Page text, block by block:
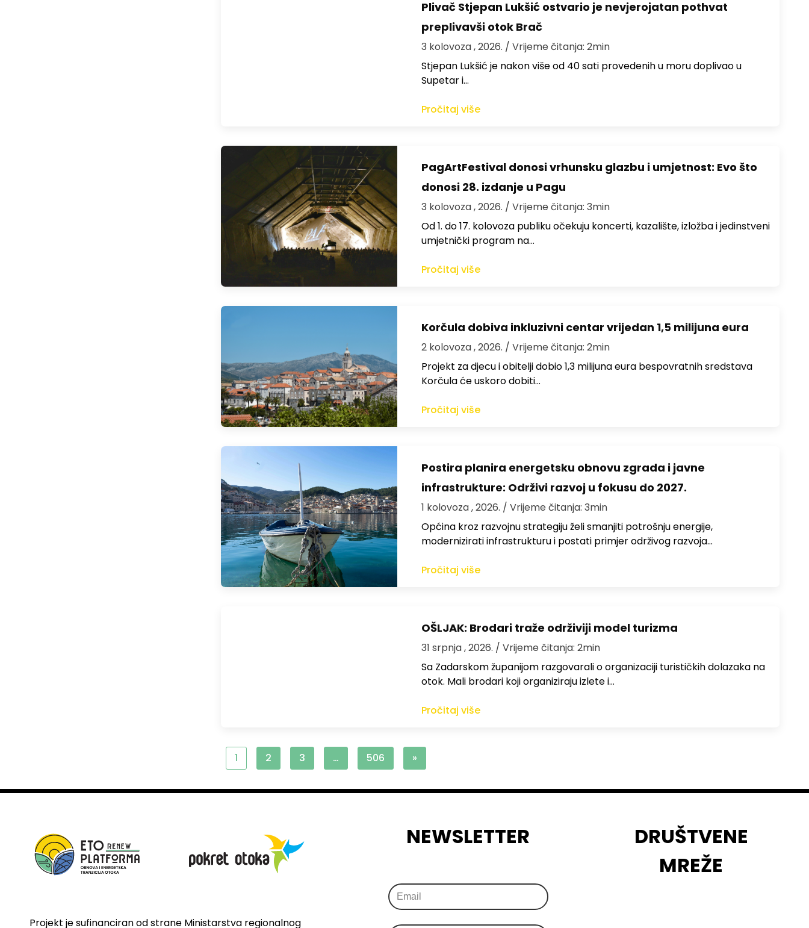
Plivač Stjepan Lukšić ostvario je nevjerojatan pothvat
preplivavši otok Brač
3 kolovoza , 2026. / Vrijeme čitanja: 2min
St​jepan Lukšić je nakon više od 40 sati provedenih u moru doplivao u
Supetar i…
Pročitaj više
PagArtFestival donosi vrhunsku glazbu i umjetnost: Evo što
donosi 28. izdanje u Pagu
3 kolovoza , 2026. / Vrijeme čitanja: 3min
Od 1. do 17. kolovoza publiku očekuju koncerti, kazalište, izložba i jedinstveni
umjetnički program na…
Pročitaj više
Korčula dobiva inkluzivni centar vrijedan 1,5 milijuna eura
2 kolovoza , 2026. / Vrijeme čitanja: 2min
Projekt za djecu i obitelji dobio 1,3 milijuna eura bespovratnih sredstava
Korčula će uskoro dobiti…
Pročitaj više
Postira planira energetsku obnovu zgrada i javne
infrastrukture: Održivi razvoj u fokusu do 2027.
1 kolovoza , 2026. / Vrijeme čitanja: 3min
Općina kroz razvojnu strategiju želi smanjiti potrošnju energije,
modernizirati infrastrukturu i postati primjer održivog razvoja…
Pročitaj više
OŠLJAK: Brodari traže održiviji model turizma
31 srpnja , 2026. / Vrijeme čitanja: 2min
Sa Zadarskom županijom razgovarali o organizaciji turističkih dolazaka na
otok. Mali brodari koji organiziraju izlete i…
Pročitaj više
1 2 3 … 506 »
Projekt je sufinanciran od strane Ministarstva regionalnog
NEWSLETTER
DRUŠTVENE
MREŽE